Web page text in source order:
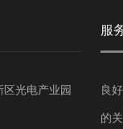
光电产业园
服
良
的